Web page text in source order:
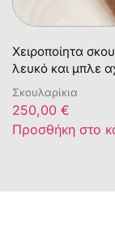
Χειροποίητα
λευκό και μπλε
Σκουλαρίκια
250,00 €
Προσθήκη στο